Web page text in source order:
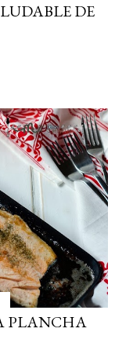
DE
PLANCHA